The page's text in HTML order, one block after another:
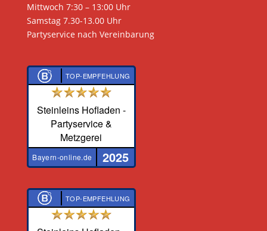
Mittwoch 7:30 – 13:00 Uhr
Samstag 7.30-13.00 Uhr
Partyservice nach Vereinbarung
TOP-EMPFEHLUNG
Steinleins Hofladen -
Partyservice &
Metzgerei
Bayern-online.de 2025
TOP-EMPFEHLUNG